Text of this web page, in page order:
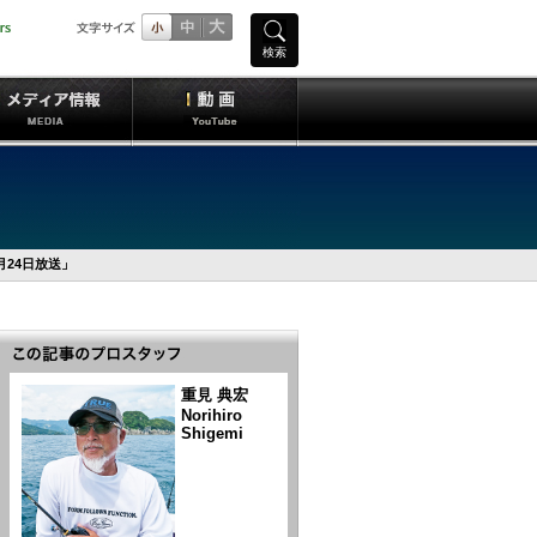
検索
日放送」
重見 典宏
Norihiro
Shigemi